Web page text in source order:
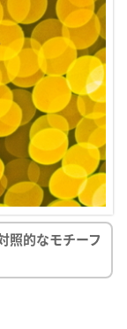
照的なモチーフ